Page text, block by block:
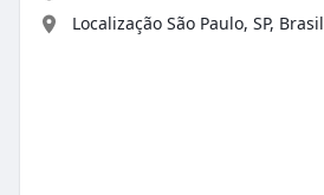
Localização São Paulo, SP, Brasil